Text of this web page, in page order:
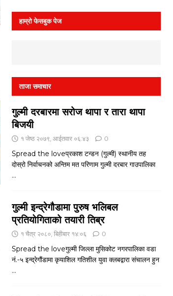
हाम्रो फेसबुक पेज
ताजा समाचार
गुल्मी दरबारमा सरोज थापा र तारा थापा
बिजयी
१ जेष्ठ २०७९, आईतवार ०६:४३ 0
Spread the loveप्रकाश टन्डन (गुल्मी) स्थानीय तह
दोस्रो निर्वाचनको अन्तिम मत परिणाम गुल्मी दरबार गाउपालिका
...
गुल्मी इन्द्रेगौडामा पुरुष भलिबल
प्रतियोगिताको तयारी तिब्र
१ चैत्र २०८०, बिहीबार १४:०६ 0
Spread the loveगुल्मी जिल्ला मुसिकोट नगरपालिका वडा
नं.-५ इन्द्रेगौंडामा कृयाशिल गतिशील युवा क्लबद्वारा संचालन हुन
...